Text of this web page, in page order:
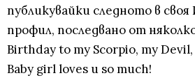
публикувайки следното в
профил, последвано от
Birthday to my Scorpio, my
Baby girl loves u so much!